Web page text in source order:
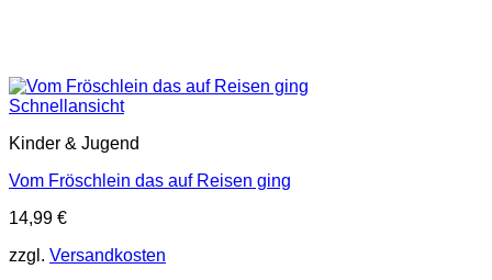
Schnellansicht
Kinder & Jugend
Vom Fröschlein das auf Reisen ging
14,99 €
zzgl. Versandkosten